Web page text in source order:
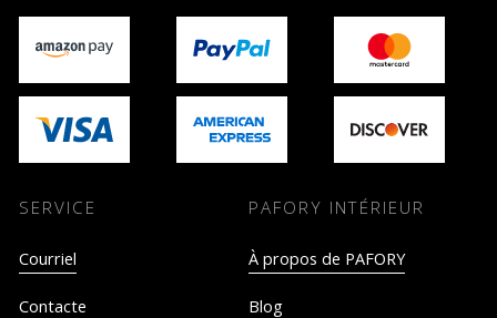
SERVICE
Courriel
Contacte
PAFORY INTÉRIEUR
À propos de PAFORY
Blog